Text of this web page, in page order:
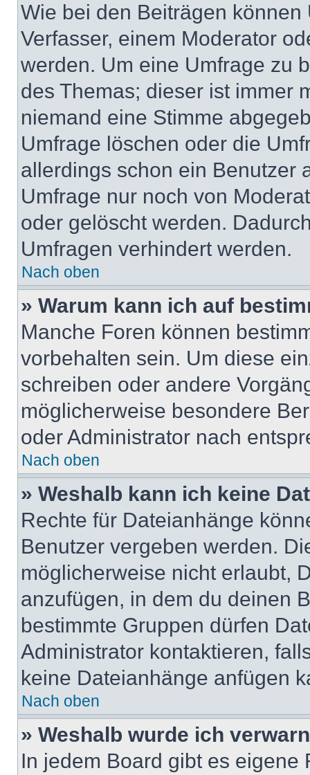
Wie bei den Beiträgen
Verfasser, einem Moderator
werden. Um eine Umfrage zu
des Themas; dieser ist immer
niemand eine Stimme
Umfrage löschen oder die
allerdings schon ein Benutzer
Umfrage nur noch von
oder gelöscht werden.
Umfragen verhindert werden.
Nach oben
» Warum kann ich auf
Manche Foren können
vorbehalten sein. Um diese
schreiben oder andere
möglicherweise besondere
oder Administrator nach
Nach oben
» Weshalb kann ich keine
Rechte für Dateianhänge
Benutzer vergeben werden.
möglicherweise nicht erlaubt,
anzufügen, in dem du deinen
bestimmte Gruppen dürfen
Administrator kontaktieren,
keine Dateianhänge anfügen
Nach oben
» Weshalb wurde ich
In jedem Board gibt es